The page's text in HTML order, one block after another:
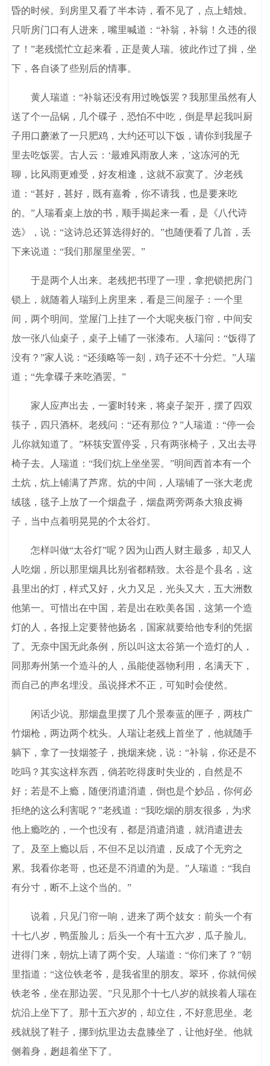
昏的时候。到房里又看了半本诗，看不见了，点上蜡烛。
只听房门口有人进来，嘴里喊道：“补翁，补翁！久违的很
了！”老残慌忙立起来看，正是黄人瑞。彼此作过了揖，坐
下，各自谈了些别后的情事。
黄人瑞道：“补翁还没有用过晚饭罢？我那里虽然有人
送了个一品锅，几个碟子，恐怕不中吃，倒是早起我叫厨
子用口蘑漱了一只肥鸡，大约还可以下饭，请你到我屋子
里去吃饭罢。古人云：‘最难风雨敌人来，’这冻河的无
聊，比风雨更难受，好友相逢，这就不寂寞了。汐老残
道：“甚好，甚好，既有嘉肴，你不请我，也是要来吃
的。”人瑞看桌上放的书，顺手揭起来一看，是《八代诗
选》，说：“这诗总还算选得好的。”也随便看了几首，丢
下来说道：“我们那屋里坐罢。”
于是两个人出来。老残把书理了一理，拿把锁把房门
锁上，就随着人瑞到上房里来，看是三间屋子：一个里
间，两个明间。堂屋门上挂了一个大呢夹板门帘，中间安
放一张八仙桌子，桌子上铺了一张漆布。人瑞问：“饭得了
没有？”家人说：“还须略等一刻，鸡子还不十分烂。”人瑞
道；“先拿碟子来吃酒罢。”
家人应声出去，一霎时转来，将桌子架开，摆了四双
筷子，四只酒杯。老残问：“还有那位？”人瑞道：“停一会
儿你就知道了。”杯筷安置停妥，只有两张椅子，又出去寻
椅子去。人瑞道：“我们炕上坐坐罢。”明间西首本有一个
土炕，炕上铺满了芦席。炕的中间，人瑞铺了一张大老虎
绒毯，毯子上放了一个烟盘子，烟盘两旁两条大狼皮褥
子，当中点着明晃晃的个太谷灯。
怎样叫做“太谷灯”呢？因为山西人财主最多，却又人
人吃烟，所以那里烟具比别省都精致。太谷是个县名，这
县里出的灯，样式又好，火力又足，光头又大，五大洲数
他第一。可惜出在中国，若是出在欧美各国，这第一个造
灯的人，各报上定要替他扬名，国家就要给他专利的凭据
了。无奈中国无此条例，所以叫这太谷第一个造灯的人，
同那寿州第一个造斗的人，虽能使器物利用，名满天下，
而自己的声名埋没。虽说择术不正，可知时会使然。
闲话少说。那烟盘里摆了几个景泰蓝的匣子，两枝广
竹烟枪，两边两个枕头。人瑞让老残上首坐了，他就随手
躺下，拿了一技烟签子，挑烟来烧，说：“补翁，你还是不
吃吗？其实这样东西，倘若吃得废时失业的，自然是不
好；若是不上瘾，随便消遣消遣，倒也是个妙品，你何必
拒绝的这么利害呢？”老残道：“我吃烟的朋友很多，为求
他上瘾吃的，一个也没有，都是消遣消遣，就消遣进去
了。及至上瘾以后，不但不足以消遣，反成了个无穷之
累。我看你老哥，也还是不消遣的为是。”人瑞道：“我自
有分寸，断不上这个当的。”
说着，只见门帘一响，进来了两个妓女：前头一个有
十七八岁，鸭蛋脸儿；后头一个有十五六岁，瓜子脸儿。
进得门来，朝炕上请了两个安。人瑞道：“你们来了？”朝
里指道：“这位铁老爷，是我省里的朋友。翠环，你就伺候
铁老爷，坐在那边罢。”只见那个十七八岁的就挨着人瑞在
炕沿上坐下了。那十五六岁的，却立住，不好意思坐。老
残就脱了鞋子，挪到炕里边去盘膝坐了，让他好坐。他就
侧着身，趔趄着坐下了。